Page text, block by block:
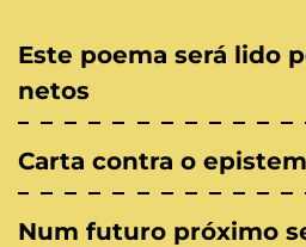
Este poema será lido
netos
Carta contra o
Num futuro próximo